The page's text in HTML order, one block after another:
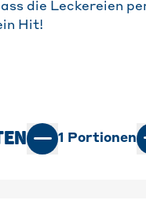
die Leckereien
Hit!
1 Portionen